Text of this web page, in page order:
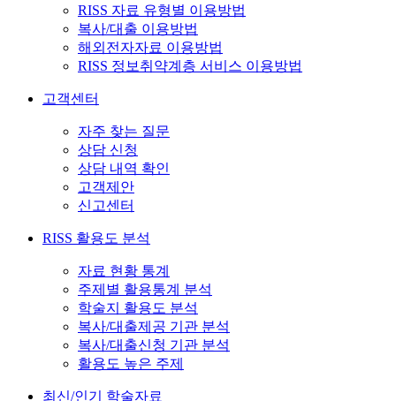
RISS 자료 유형별 이용방법
복사/대출 이용방법
해외전자자료 이용방법
RISS 정보취약계층 서비스 이용방법
고객센터
자주 찾는 질문
상담 신청
상담 내역 확인
고객제안
신고센터
RISS 활용도 분석
자료 현황 통계
주제별 활용통계 분석
학술지 활용도 분석
복사/대출제공 기관 분석
복사/대출신청 기관 분석
활용도 높은 주제
최신/인기 학술자료